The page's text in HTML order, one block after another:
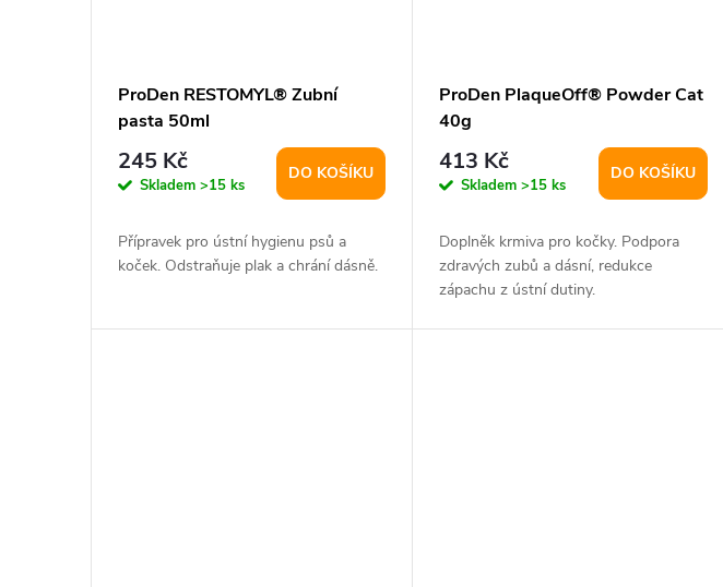
ProDen RESTOMYL® Zubní
pasta 50ml
245 Kč
Skladem >15 ks
DO KOŠÍKU
Přípravek pro ústní hygienu psů a
koček. Odstraňuje plak a chrání dásně.
ProDen PlaqueOff® Powder Cat
40g
413 Kč
Skladem>15 ks
DO KOŠÍKU
Doplněk krmiva pro kočky. Podpora
zdravých zubů a dásní, redukce
zápachu z ústní dutiny.